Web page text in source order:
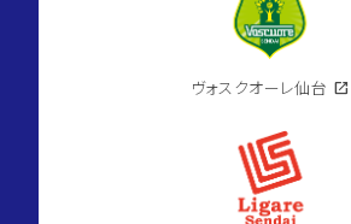
ヴォスクオーレ仙台 open_in_new